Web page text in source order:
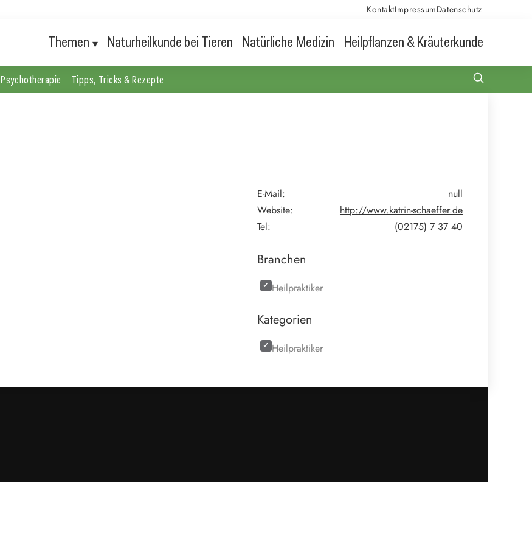
KontaktImpressumDatenschutz
Themen Naturheilkunde bei Tieren Natürliche Medizin Heilpflanzen & Kräuterkunde
Psychotherapie Tipps, Tricks & Rezepte
E-Mail:
null
Website:
http://www.katrin-schaeffer.de
Tel:
(02175) 7 37 40
Branchen
Heilpraktiker
Kategorien
Heilpraktiker